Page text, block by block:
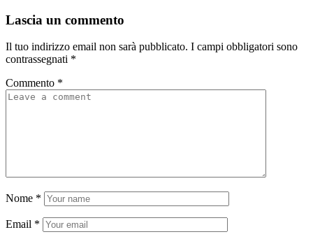
Lascia un commento
Il tuo indirizzo email non sarà pubblicato. I campi obbligatori sono
contrassegnati *
Commento *
Nome *
Email *